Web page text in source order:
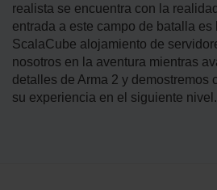
realista se encuentra con la
entrada a este campo de batalla es
ScalaCube alojamiento de
nosotros en la aventura mientras
detalles de Arma 2 y demostremos
su experiencia en el siguiente nivel.